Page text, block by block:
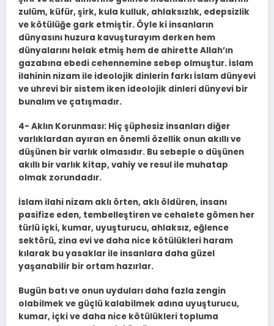
zulüm, küfür, şirk, kula kulluk, ahlaksızlık, edepsizlik
ve kötülüğe gark etmiştir. Öyle ki insanların
dünyasını huzura kavuşturayım derken hem
dünyalarını helak etmiş hem de ahirette Allah’ın
gazabına ebedi cehennemine sebep olmuştur. İslam
ilahinin nizam ile ideolojik dinlerin farkı İslam dünyevi
ve uhrevi bir sistem iken ideolojik dinleri dünyevi bir
bunalım ve çatışmadır.
4- Aklın Korunması: Hiç şüphesiz insanları diğer
varlıklardan ayıran en önemli özellik onun akıllı ve
düşünen bir varlık olmasıdır. Bu sebeple o düşünen
akıllı bir varlık kitap, vahiy ve resul ile muhatap
olmak zorundadır.
İslam ilahi nizam aklı örten, aklı öldüren, insanı
pasifize eden, tembelleştiren ve cehalete gömen her
türlü içki, kumar, uyuşturucu, ahlaksız, eğlence
sektörü, zina evi ve daha nice kötülükleri haram
kılarak bu yasaklar ile insanlara daha güzel
yaşanabilir bir ortam hazırlar.
Bugün batı ve onun uyduları daha fazla zengin
olabilmek ve güçlü kalabilmek adına uyuşturucu,
kumar, içki ve daha nice kötülükleri topluma